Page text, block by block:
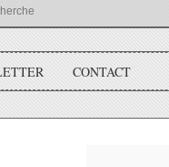
CONTACT